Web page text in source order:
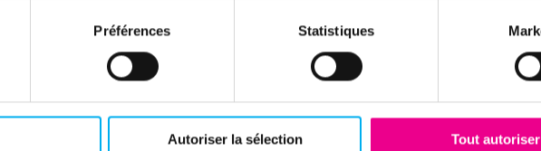
Préférences Statistiques
Autoriser la sélection Tout autoriser
pour les entreprises
apporte de nombreux avantages :
des systèmes : réduction des erreurs et amélioration des processus